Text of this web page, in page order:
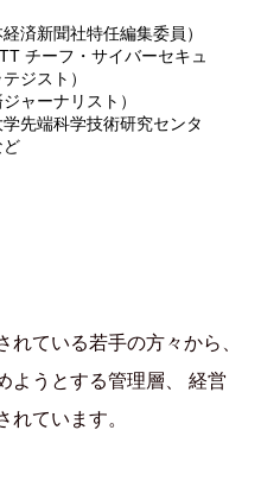
済新聞社特任編集委員）
チーフ・サイバーセキュ
ジスト）
ャーナリスト）
先端科学技術研究センタ
ど
ている若手の方々から、
ようとする管理層、 経営
れています。